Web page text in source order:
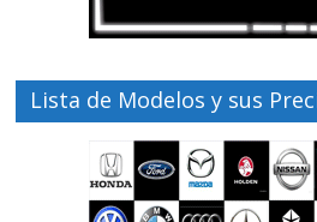
Lista de Modelos y sus